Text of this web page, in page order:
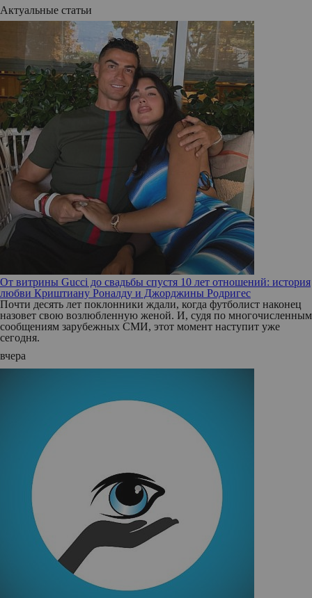
Актуальные статьи
От витрины Gucci до свадьбы спустя 10 лет отношений: история
любви Криштиану Роналду и Джорджины Родригес
Почти десять лет поклонники ждали, когда футболист наконец
назовет свою возлюбленную женой. И, судя по многочисленным
сообщениям зарубежных СМИ, этот момент наступит уже
сегодня.
вчера